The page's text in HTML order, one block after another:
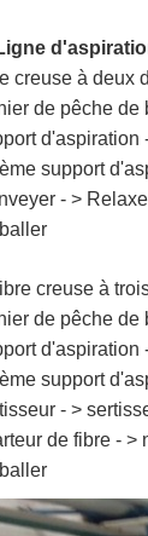
creuse à deux
de pêche de
d'aspiration
support
- >
creuse à
de pêche de
d'aspiration
support
- >
de fibre - >